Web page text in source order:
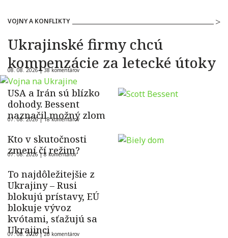
VOJNY A KONFLIKTY
Ukrajinské firmy chcú
kompenzácie za letecké útoky
08. 08. 2026 |38 komentárov
USA a Irán sú blízko
dohody. Bessent
naznačil možný zlom
07. 08. 2026 |18 komentárov
Kto v skutočnosti
zmení čí režim?
07. 08. 2026 |8 komentárov
To najdôležitejšie z
Ukrajiny – Rusi
blokujú prístavy, EÚ
blokuje vývoz
kvótami, sťažujú sa
Ukrajinci
07. 08. 2026 |26 komentárov